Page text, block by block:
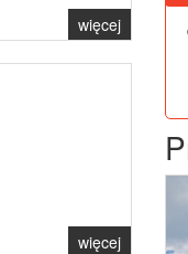
więcej
więcej